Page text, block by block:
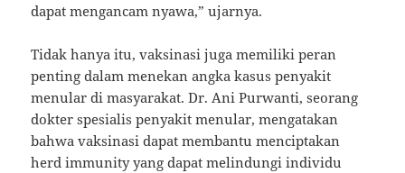
dapat mengancam nyawa,” ujarnya.
Tidak hanya itu, vaksinasi juga memiliki peran
penting dalam menekan angka kasus penyakit
menular di masyarakat. Dr. Ani Purwanti, seorang
dokter spesialis penyakit menular, mengatakan
bahwa vaksinasi dapat membantu menciptakan
herd immunity yang dapat melindungi individu